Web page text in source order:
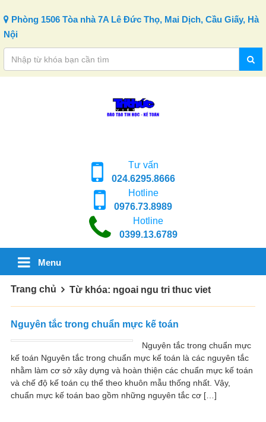
Phòng 1506 Tòa nhà 7A Lê Đức Thọ, Mai Dịch, Cầu Giấy, Hà
Nội
Tư vấn
024.6295.8666
Hotline
0976.73.8989
Hotline
0399.13.6789
Menu
Trang chủ Từ khóa: ngoai ngu tri thuc viet
Nguyên tắc trong chuẩn mực kế toán
Nguyên tắc trong chuẩn mực
kế toán Nguyên tắc trong chuẩn mực kế toán là các nguyên tắc
nhằm làm cơ sở xây dựng và hoàn thiện các chuẩn mực kế toán
và chế độ kế toán cụ thể theo khuôn mẫu thống nhất. Vậy,
chuẩn mực kế toán bao gồm những nguyên tắc cơ […]